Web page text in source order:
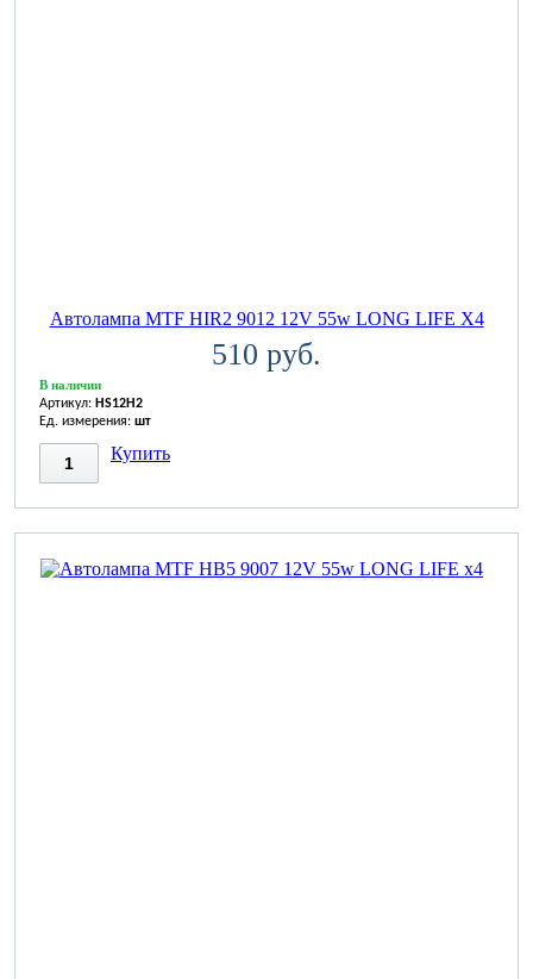
Автолампа MTF HIR2 9012 12V 55w LONG LIFE X4
510 руб.
В наличии
Артикул: HS12H2
Ед. измерения: шт
Купить